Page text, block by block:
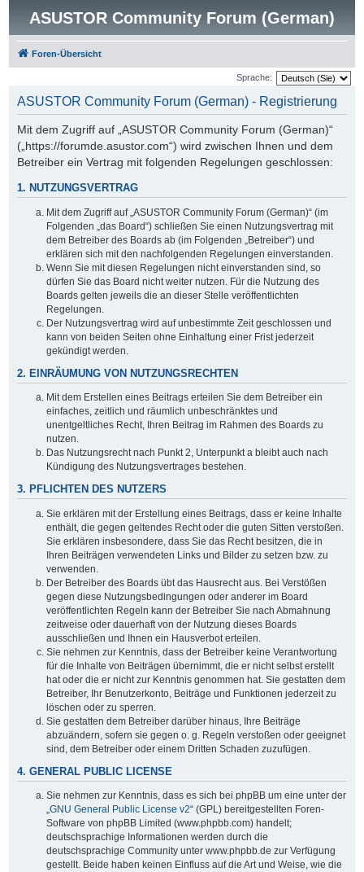
ASUSTOR Community Forum (German)
Foren-Übersicht
Sprache:
ASUSTOR Community Forum (German) - Registrierung
Mit dem Zugriff auf „ASUSTOR Community Forum (German)“
(„https://forumde.asustor.com“) wird zwischen Ihnen und dem
Betreiber ein Vertrag mit folgenden Regelungen geschlossen:
1. NUTZUNGSVERTRAG
Mit dem Zugriff auf „ASUSTOR Community Forum (German)“ (im
Folgenden „das Board“) schließen Sie einen Nutzungsvertrag mit
dem Betreiber des Boards ab (im Folgenden „Betreiber“) und
erklären sich mit den nachfolgenden Regelungen einverstanden.
Wenn Sie mit diesen Regelungen nicht einverstanden sind, so
dürfen Sie das Board nicht weiter nutzen. Für die Nutzung des
Boards gelten jeweils die an dieser Stelle veröffentlichten
Regelungen.
Der Nutzungsvertrag wird auf unbestimmte Zeit geschlossen und
kann von beiden Seiten ohne Einhaltung einer Frist jederzeit
gekündigt werden.
2. EINRÄUMUNG VON NUTZUNGSRECHTEN
Mit dem Erstellen eines Beitrags erteilen Sie dem Betreiber ein
einfaches, zeitlich und räumlich unbeschränktes und
unentgeltliches Recht, Ihren Beitrag im Rahmen des Boards zu
nutzen.
Das Nutzungsrecht nach Punkt 2, Unterpunkt a bleibt auch nach
Kündigung des Nutzungsvertrages bestehen.
3. PFLICHTEN DES NUTZERS
Sie erklären mit der Erstellung eines Beitrags, dass er keine Inhalte
enthält, die gegen geltendes Recht oder die guten Sitten verstoßen.
Sie erklären insbesondere, dass Sie das Recht besitzen, die in
Ihren Beiträgen verwendeten Links und Bilder zu setzen bzw. zu
verwenden.
Der Betreiber des Boards übt das Hausrecht aus. Bei Verstößen
gegen diese Nutzungsbedingungen oder anderer im Board
veröffentlichten Regeln kann der Betreiber Sie nach Abmahnung
zeitweise oder dauerhaft von der Nutzung dieses Boards
ausschließen und Ihnen ein Hausverbot erteilen.
Sie nehmen zur Kenntnis, dass der Betreiber keine Verantwortung
für die Inhalte von Beiträgen übernimmt, die er nicht selbst erstellt
hat oder die er nicht zur Kenntnis genommen hat. Sie gestatten dem
Betreiber, Ihr Benutzerkonto, Beiträge und Funktionen jederzeit zu
löschen oder zu sperren.
Sie gestatten dem Betreiber darüber hinaus, Ihre Beiträge
abzuändern, sofern sie gegen o. g. Regeln verstoßen oder geeignet
sind, dem Betreiber oder einem Dritten Schaden zuzufügen.
4. GENERAL PUBLIC LICENSE
Sie nehmen zur Kenntnis, dass es sich bei phpBB um eine unter der
„GNU General Public License v2“ (GPL) bereitgestellten Foren-
Software von phpBB Limited (www.phpbb.com) handelt;
deutschsprachige Informationen werden durch die
deutschsprachige Community unter www.phpbb.de zur Verfügung
gestellt. Beide haben keinen Einfluss auf die Art und Weise, wie die